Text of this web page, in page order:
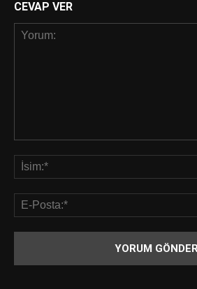
CEVAP VER